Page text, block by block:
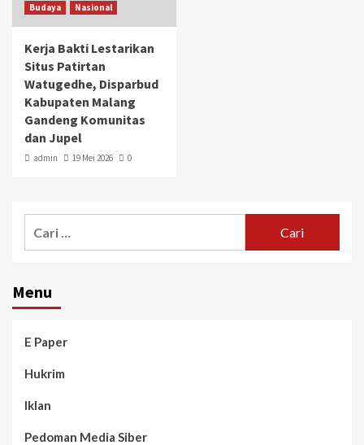
Budaya Nasional
Kerja Bakti Lestarikan
Situs Patirtan
Watugedhe, Disparbud
Kabupaten Malang
Gandeng Komunitas
dan Jupel
admin 19 Mei 2026 0
Menu
E Paper
Hukrim
Iklan
Pedoman Media Siber